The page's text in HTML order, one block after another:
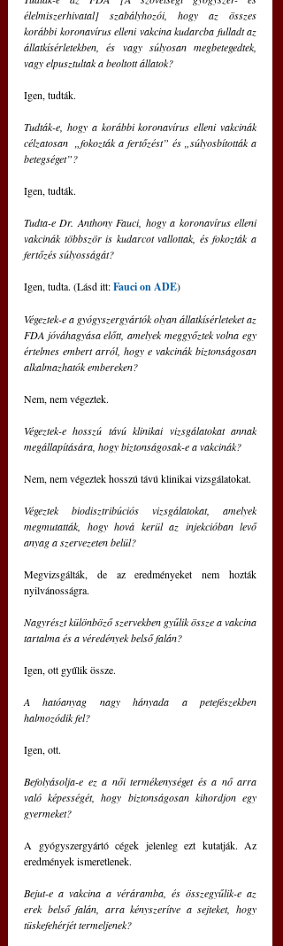
élelmiszerhivatal] szabályhozói, hogy az összes
korábbi koronavírus elleni vakcina kudarcba fulladt az
állatkísérletekben, és vagy súlyosan megbetegedtek,
vagy elpusztultak a beoltott állatok?
Igen, tudták.
Tudták-e, hogy a korábbi koronavírus elleni vakcinák
célzatosan  „fokozták a fertőzést” és „súlyosbították a
betegséget”?
Igen, tudták.
Tudta-e Dr. Anthony Fauci, hogy a koronavírus elleni
vakcinák többször is kudarcot vallottak, és fokozták a
fertőzés súlyosságát?
Igen, tudta. (Lásd itt: Fauci on ADE)
Végeztek-e a gyógyszergyártók olyan állatkísérleteket az
FDA jóváhagyása előtt, amelyek meggyőztek volna egy
értelmes embert arról, hogy e vakcinák biztonságosan
alkalmazhatók embereken?
Nem, nem végeztek.
Végeztek-e hosszú távú klinikai vizsgálatokat annak
megállapítására, hogy biztonságosak-e a vakcinák?
Nem, nem végeztek hosszú távú klinikai vizsgálatokat.
Végeztek biodisztribúciós vizsgálatokat, amelyek
megmutatták, hogy hová kerül az injekcióban levő
anyag a szervezeten belül?
Megvizsgálták, de az eredményeket nem hozták
nyilvánosságra.
Nagyrészt különböző szervekben gyűlik össze a vakcina
tartalma és a véredények belső falán?
Igen, ott gyűlik össze.
A hatóanyag nagy hányada a petefészekben
halmozódik fel?
Igen, ott.
Befolyásolja-e ez a női termékenységet és a nő arra
való képességét, hogy biztonságosan kihordjon egy
gyermeket?
A gyógyszergyártó cégek jelenleg ezt kutatják. Az
eredmények ismeretlenek.
Bejut-e a vakcina a véráramba, és összegyűlik-e az
erek belső falán, arra kényszerítve a sejteket, hogy
tüskefehérjét termeljenek?